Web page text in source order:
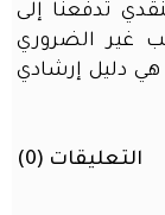
تدفعنا إلى
غير الضروري
هي دليل إرشادي
التعليقات (0
)